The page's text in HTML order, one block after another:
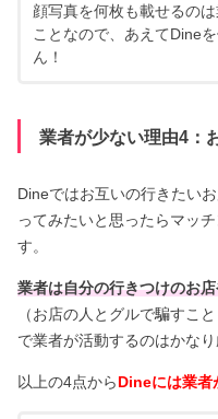
顔写真を何枚も載せるの
ことなので、あえてDine
ん！
業者が少ない理由4：
Dineではお互いの行きたい
ってみたいと思ったらマッ
す。
業者は自分の行きつけのお
（お店の人とグルで騙すこ
で業者が活動するのはかなり
以上の4点からDineには業者